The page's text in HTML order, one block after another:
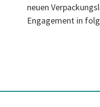
neuen
Engagement in